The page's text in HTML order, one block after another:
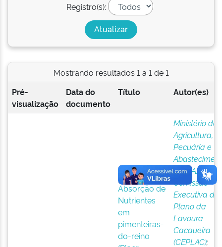
Registro(s):
Mostrando resultados 1 a 1 de 1
Pré-
visualização
Data do
documento
Título Autor(es)
Absorção de
Nutrientes
em
pimenteiras-
do-reino
Ministério da
Agricultura,
Pecuária e
(MAPA);
Comissão
Executiva do
Plano da
Lavoura
Cacaueira
(CEPLAC);